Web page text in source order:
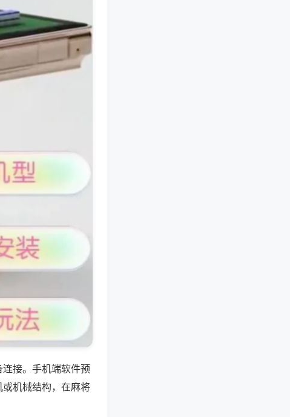
接。手机端软件预
机械结构，在麻将